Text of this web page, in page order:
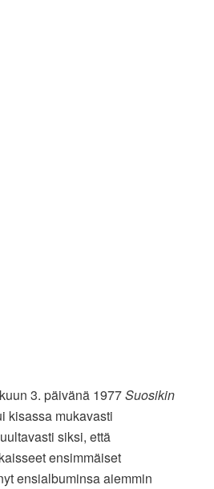
3. päivänä 1977Suosikin
kisassa mukavasti
siksi, että
ensimmäiset
ensialbuminsa aiemmin